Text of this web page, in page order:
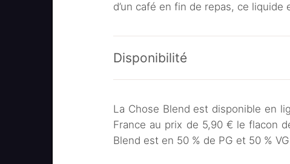
d’un café en fin de repas, ce
Disponibilité
La Chose Blend est disponible en
France au prix de 5,90 € le flacon
Blend est en 50 % de PG et 50 %